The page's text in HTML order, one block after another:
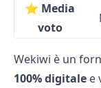
⭐ Media
voto
Wekiwi è un
100% digitale e